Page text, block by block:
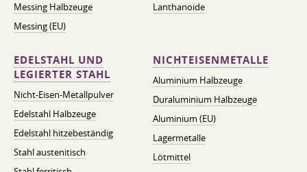
Messing Halbzeuge
Messing (EU)
Lanthanoide
EDELSTAHL UND
LEGIERTER STAHL
Nicht-Eisen-Metallpulver
Edelstahl Halbzeuge
Edelstahl hitzebeständig
Stahl austenitisch
NICHTEISENMETALLE
Aluminium Halbzeuge
Duraluminium Halbzeuge
Aluminium (EU)
Lagermetalle
Lötmittel